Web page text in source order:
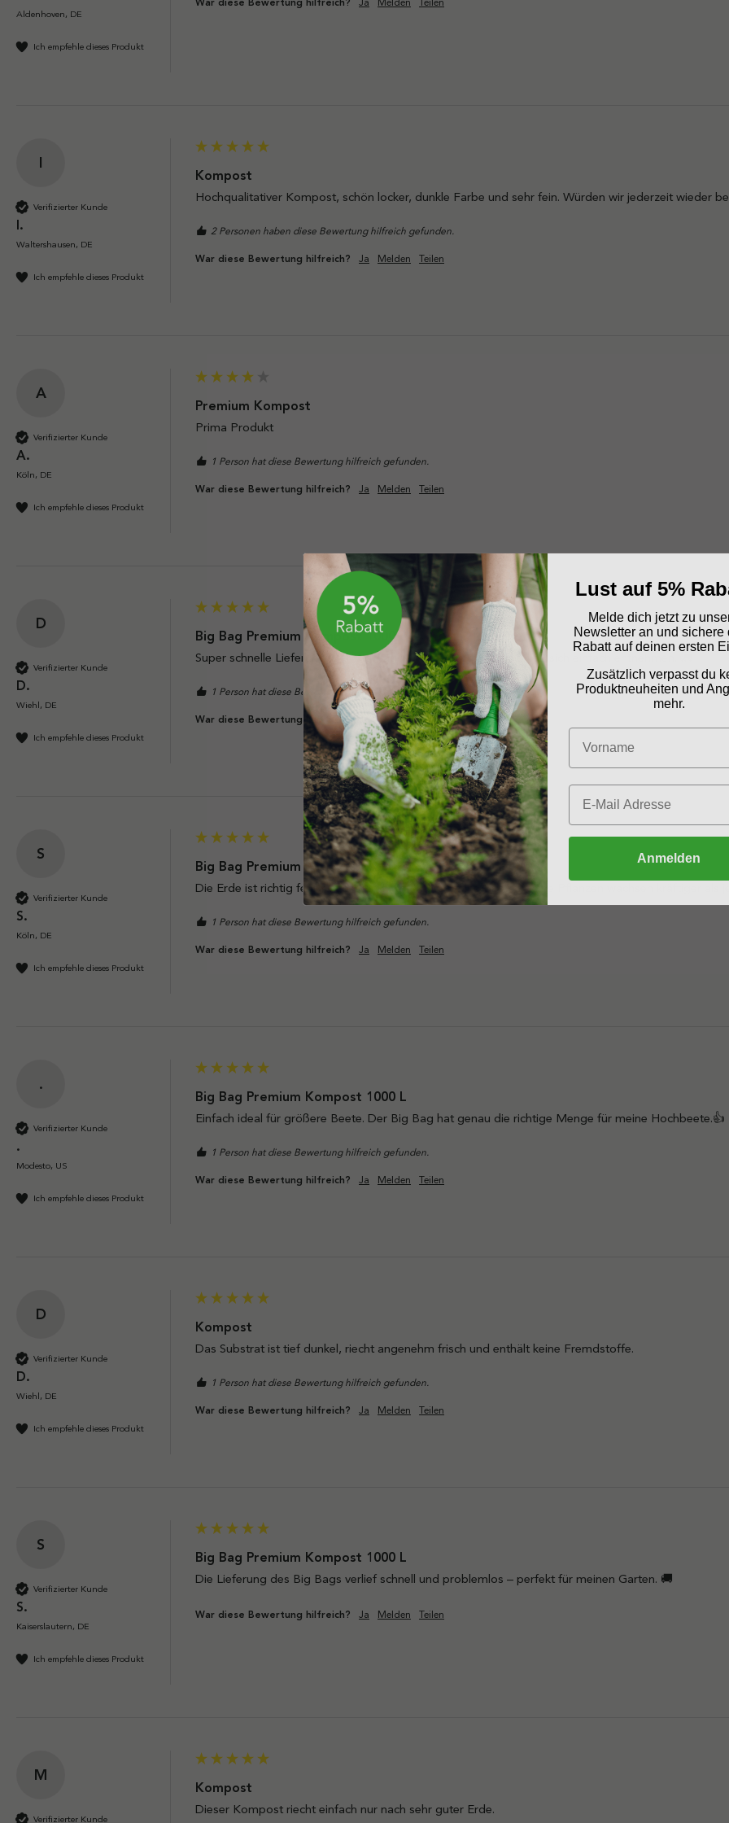
Aldenhoven, DE
Ich empfehle dieses Produkt
War diese Bewertung hilfreich?
I
Verifizierter Kunde
I.
Waltershausen, DE
Ich empfehle dieses Produkt
Kompost
Hochqualitativer Kompost, schön locker, dunkle Farbe und sehr fein. Würden wir jederzeit wieder
2 Personen haben diese Bewertung hilfreich gefunden.
War diese Bewertung hilfreich? Ja Melden Teilen
A
Verifizierter Kunde
A.
Köln, DE
Ich empfehle dieses Produkt
Premium Kompost
Prima Produkt
1 Person hat diese Bewertung hilfreich gefunden.
War diese Bewertung hilfreich? Ja Melden Teilen
D
Verifizierter Kunde
D.
Wiehl, DE
Ich empfehle dieses Produkt
Big Bag Premium Kompost 1000 L
Super schnelle Lieferung. Der Big Bag war stabil verpackt und ließ sich einfach entnehmen. 🚛
1 Person hat diese Bewertung hilfreich gefunden.
War diese Bewertung hilfreich? Melden Teilen
S
Verifizierter Kunde
S.
Köln, DE
Ich empfehle dieses Produkt
Big Bag Premium Kompost 1000 L
Die Erde ist richtig feinkrümelig und perfekt für meine Beete. Meine Pflanzen wachsen kräftiger als je
1 Person hat diese Bewertung hilfreich gefunden.
War diese Bewertung hilfreich? Ja Melden Teilen
.
Verifizierter Kunde
.
Modesto, US
Ich empfehle dieses Produkt
Big Bag Premium Kompost 1000 L
Einfach ideal für größere Beete. Der Big Bag hat genau die richtige Menge für meine Hochbeete.👍
1 Person hat diese Bewertung hilfreich gefunden.
War diese Bewertung hilfreich? Ja Melden Teilen
D
Verifizierter Kunde
D.
Wiehl, DE
Ich empfehle dieses Produkt
Kompost
Das Substrat ist tief dunkel, riecht angenehm frisch und enthält keine Fremdstoffe.
1 Person hat diese Bewertung hilfreich gefunden.
War diese Bewertung hilfreich? Ja Melden Teilen
S
Verifizierter Kunde
S.
Kaiserslautern, DE
Ich empfehle dieses Produkt
Big Bag Premium Kompost 1000 L
Die Lieferung des Big Bags verlief schnell und problemlos – perfekt für meinen Garten. 🚚
War diese Bewertung hilfreich? Ja Melden Teilen
M
Verifizierter Kunde
Kompost
Dieser Kompost riecht einfach nur nach sehr guter Erde.
Lust auf 5%
Melde dich jetzt zu
Newsletter an und sichere
Rabatt auf deinen ersten
Zusätzlich verpasst du
Produktneuheiten und
mehr.
Anmelden